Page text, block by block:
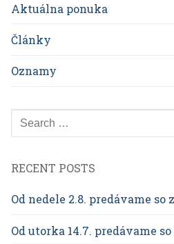
Aktuálna ponuka
Články
Oznamy
Search
for:
RECENT POSTS
Od nedele 2.8. predávame so
Od utorka 14.7. predávame